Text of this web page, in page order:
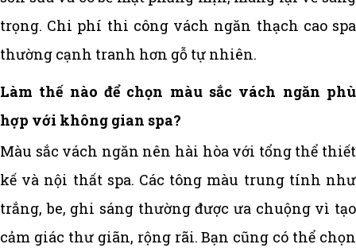
trọng. Chi phí thi công vách ngăn thạch cao spa
thường cạnh tranh hơn gỗ tự nhiên.
Làm thế nào để chọn màu sắc vách ngăn phù
hợp với không gian spa?
Màu sắc vách ngăn nên hài hòa với tổng thể thiết
kế và nội thất spa. Các tông màu trung tính như
trắng, be, ghi sáng thường được ưa chuộng vì tạo
cảm giác thư giãn, rộng rãi. Bạn cũng có thể chọn